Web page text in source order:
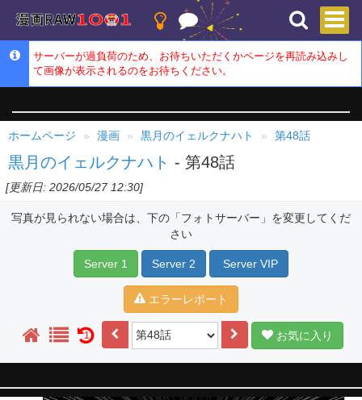
サーバーが過負荷のため、お待ちいただくかページを再読み込みし
て画像が表示されるのをお待ちください。
ホームページ 漫画 黒月のイェルクナハト 第48話
黒月のイェルクナハト - 第48話
[更新日: 2026/05/27 12:30]
写真が見られない場合は、下の「フォトサーバー」を変更してくだ
さい
Server 1 Server 2 Server VIP
エラーレポート
1 お気に入り